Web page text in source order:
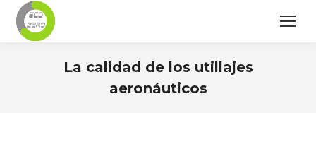
La calidad de los utillajes
aeronáuticos